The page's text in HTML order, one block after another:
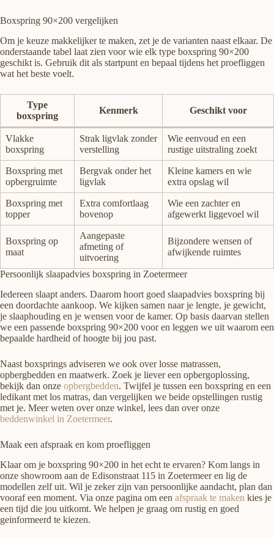
Boxspring 90×200 vergelijken
Om je keuze makkelijker te maken, zet je de varianten naast elkaar. De
onderstaande tabel laat zien voor wie elk type boxspring 90×200
geschikt is. Gebruik dit als startpunt en bepaal tijdens het proefliggen
wat het beste voelt.
Type
boxspring
Kenmerk Geschikt voor
Vlakke
boxspring
Strak ligvlak zonder
verstelling
Wie eenvoud en een
rustige uitstraling zoekt
Boxspring met
opbergruimte
Bergvak onder het
ligvlak
Kleine kamers en wie
extra opslag wil
Boxspring met
topper
Extra comfortlaag
bovenop
Wie een zachter en
afgewerkt liggevoel wil
Boxspring op
maat
Aangepaste
afmeting of
uitvoering
Bijzondere wensen of
afwijkende ruimtes
Persoonlijk slaapadvies boxspring in Zoetermeer
Iedereen slaapt anders. Daarom hoort goed slaapadvies boxspring bij
een doordachte aankoop. We kijken samen naar je lengte, je gewicht,
je slaaphouding en je wensen voor de kamer. Op basis daarvan stellen
we een passende boxspring 90×200 voor en leggen we uit waarom een
bepaalde hardheid of hoogte bij jou past.
Naast boxsprings adviseren we ook over losse matrassen,
opbergbedden en maatwerk. Zoek je liever een opbergoplossing,
bekijk dan onze opbergbedden. Twijfel je tussen een boxspring en een
ledikant met los matras, dan vergelijken we beide opstellingen rustig
met je. Meer weten over onze winkel, lees dan over onze
beddenwinkel in Zoetermeer.
Maak een afspraak en kom proefliggen
Klaar om je boxspring 90×200 in het echt te ervaren? Kom langs in
onze showroom aan de Edisonstraat 115 in Zoetermeer en lig de
modellen zelf uit. Wil je zeker zijn van persoonlijke aandacht, plan dan
vooraf een moment. Via onze pagina om een afspraak te maken kies je
een tijd die jou uitkomt. We helpen je graag om rustig en goed
geinformeerd te kiezen.